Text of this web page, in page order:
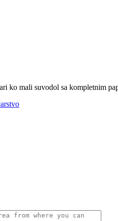
ko mali suvodol sa kompletnim